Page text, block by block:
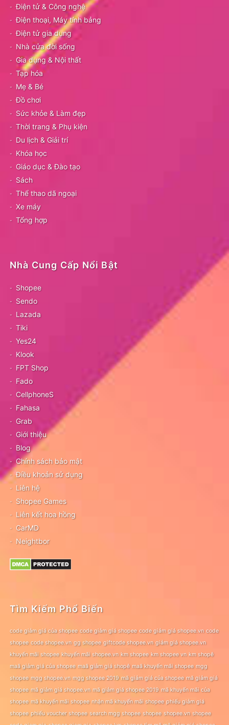
Điện tử & Công nghệ
Điện thoại, Máy tính bảng
Điện tử gia dụng
Nhà cửa đời sống
Gia dụng & Nội thất
Tạp hóa
Mẹ & Bé
Đồ chơi
Sức khỏe & Làm đẹp
Thời trang & Phụ kiện
Du lịch & Giải trí
Khóa học
Giáo dục & Đào tạo
Sách
Thể thao dã ngoại
Xe máy
Tổng hợp
Nhà Cung Cấp Nổi Bật
Shopee
Sendo
Lazada
Tiki
Yes24
Klook
FPT Shop
Fado
CellphoneS
Fahasa
Grab
Giới thiệu
Blog
Chính sách bảo mật
Điều khoản sử dụng
Liên hệ
Shopee Games
Liên kết hoa hồng
CarMD
Neightbor
Tìm Kiếm Phổ Biến
code giảm giá của shopee code giảm giá shopee code giảm giá shopee.vn code
shopee code shopee.vn gg shopee giftcode shopee.vn giảm giá shopee.vn
khuyến mãi shopee khuyến mãi shopee.vn km shopee km shopee vn km shopê
maã giảm giá của shopee maã giảm giá shopê maã khuyến mãi shopee mgg
shopee mgg shopee.vn mgg shopee 2019 mã giảm giá của shopee mã giảm giá
shopee mã giảm giá shopee.vn mã giảm giá shopee 2019 mã khuyến mãi của
shopee mã khuyến mãi shopee nhận mã khuyến mãi shopee phiếu giảm giá
shopee phiếu voucher shopee search mgg shopee shopee shopee.vn shopee